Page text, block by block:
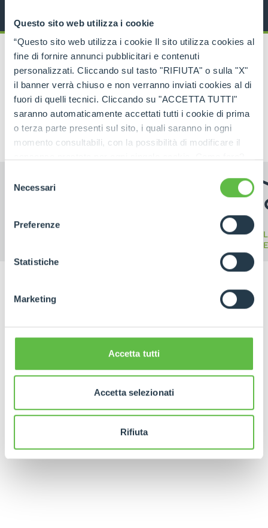
Questo sito web utilizza i cookie
“Questo sito web utilizza i cookie Il sito utilizza cookies al
fine di fornire annunci pubblicitari e contenuti
personalizzati. Cliccando sul tasto "RIFIUTA" o sulla "X"
il banner verrà chiuso e non verranno inviati cookies al di
fuori di quelli tecnici. Cliccando su "ACCETTA TUTTI"
saranno automaticamente accettati tutti i cookie di prima
o terza parte presenti sul sito, i quali saranno in ogni
momento consultabili, con la possibilità di modificare il
ogni pagina, selezionare "Modifichi il suo consenso" e
dell'informativa completa nel footer presente in ogni
pagina. Per esercitare i diritti riconosciuti all'interessato ai
GDPR abbiamo predisposto una
apposita procedura.
delNecessari
Preferenze
Statistiche
Marketing
Accetta tutti
Accetta selezionati
Rifiuta
RELATED PRODUCTS
Special machines